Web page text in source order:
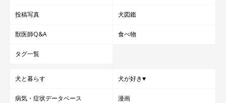
投稿写真 犬図鑑
獣医師Q&A 食べ物
タグ一覧
犬と暮らす 犬が好き♥
病気・症状データベース 漫画